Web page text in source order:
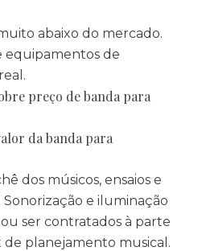
abaixo do mercado.
equipamentos de
preço de banda para
da banda para
dos músicos, ensaios e
e iluminação
ser contratados à parte
de planejamento musical .